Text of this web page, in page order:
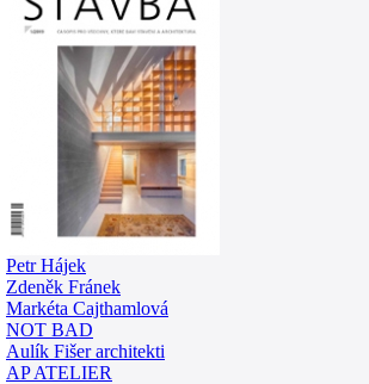
0
Petr Hájek
Zdeněk Fránek
Markéta Cajthamlová
NOT BAD
Aulík Fišer architekti
AP ATELIER